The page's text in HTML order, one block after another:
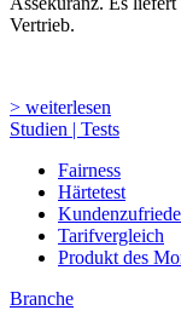
Vertrieb.
> weiterlesen
Studien | Tests
Fairness
Härtetest
Tarifvergleich
Produkt des
Branche